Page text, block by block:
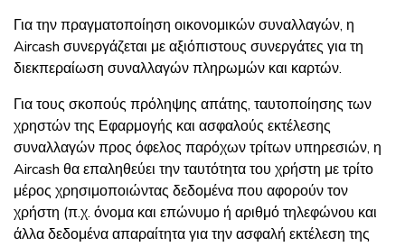
Για την πραγματοποίηση οικονομικών συναλλαγών, η
Aircash συνεργάζεται με αξιόπιστους συνεργάτες για τη
διεκπεραίωση συναλλαγών πληρωμών και καρτών.
Για τους σκοπούς πρόληψης απάτης, ταυτοποίησης των
χρηστών της Εφαρμογής και ασφαλούς εκτέλεσης
συναλλαγών προς όφελος παρόχων τρίτων υπηρεσιών, η
Aircash θα επαληθεύει την ταυτότητα του χρήστη με τρίτο
μέρος χρησιμοποιώντας δεδομένα που αφορούν τον
χρήστη (π.χ. όνομα και επώνυμο ή αριθμό τηλεφώνου και
άλλα δεδομένα απαραίτητα για την ασφαλή εκτέλεση της